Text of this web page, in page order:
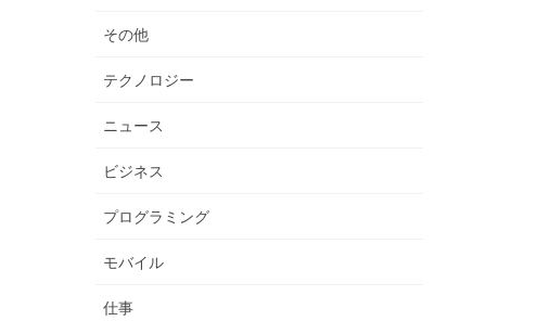
その他
テクノロジー
ニュース
ビジネス
プログラミング
モバイル
仕事